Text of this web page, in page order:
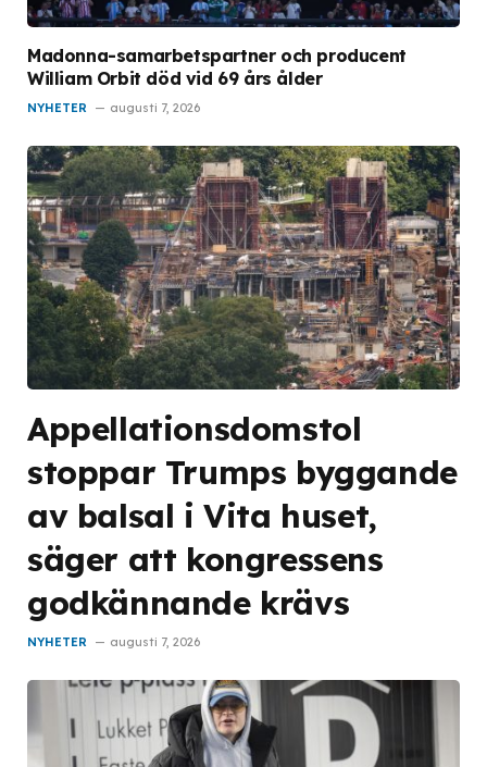
Madonna-samarbetspartner och producent
William Orbit död vid 69 års ålder
NYHETER augusti 7, 2026
Appellationsdomstol
stoppar Trumps byggande
av balsal i Vita huset,
säger att kongressens
godkännande krävs
NYHETER augusti 7, 2026